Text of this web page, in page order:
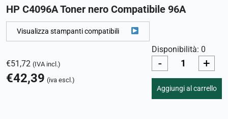
HP C4096A Toner nero Compatibile 96A
Visualizza stampanti compatibili
€51,72 (IVA incl.)
€42,39 (iva escl.)
Disponibilità: 0
- +
Aggiungi al carrello